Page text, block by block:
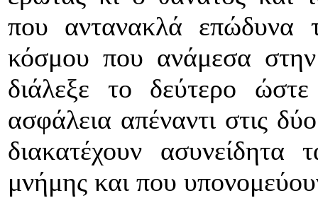
που αντανακλά επώδυνα
κόσμου που ανάμεσα
διάλεξε το δεύτερο
ασφάλεια απέναντι στις
διακατέχουν
μνήμης και που